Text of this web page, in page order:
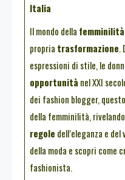
Italia
Il mondo della
propria trasformazione.
espressioni di stile, le
opportunità nel XXI
dei fashion blogger,
della femminilità,
regole dell’eleganza e
della moda e scopri come
fashionista.